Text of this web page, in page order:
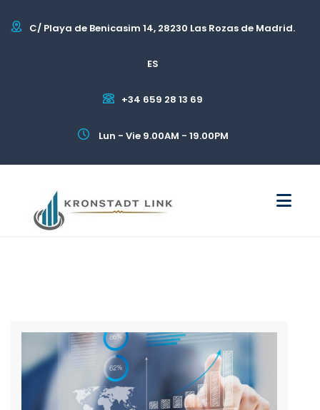
C/ Playa de Benicasim 14, 28230 Las Rozas de Madrid.
ES
+34 659 28 13 69
Lun - Vie 9.00AM - 19.00PM